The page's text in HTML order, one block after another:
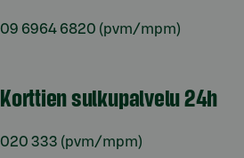
09 6964 6820 (pvm/mpm)
Korttien sulkupalvelu 24h
020 333 (pvm/mpm)